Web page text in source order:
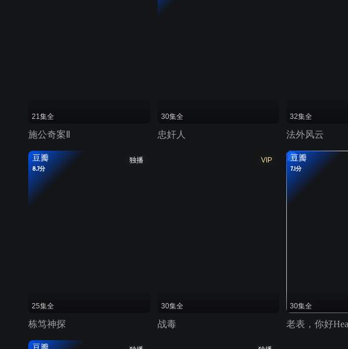
21集全
施公奇案Ⅱ
30集全
忠奸人
32集全
法外风云
独播
豆瓣
8.7分
25集全
栋笃神探
VIP
30集全
战毒
豆瓣
7.1分
30集全
老表，你好Hea